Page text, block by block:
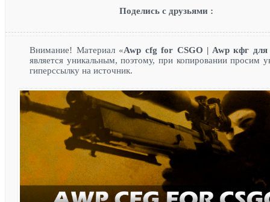
Поделись с друзьями :
Внимание! Материал «Awp cfg for CSGO | Awp кфг для
является уникальным, поэтому, при копировании просим
гиперссылку на источник.